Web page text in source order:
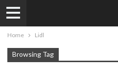
Home Lidl
Browsing Tag